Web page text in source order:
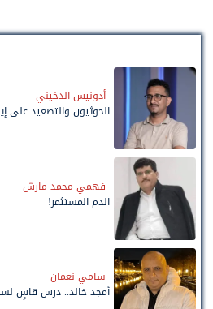
أدونيس الدخيني
الحوثيون والتصعيد على
فهمي محمد مارش
الدم المستثمر!
سامي نعمان
أمجد خالد.. درس قاسٍ